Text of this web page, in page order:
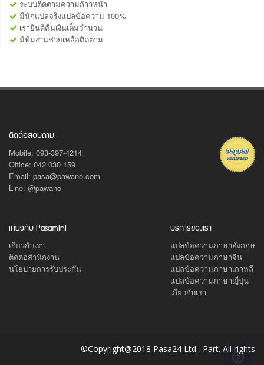
ระบบติดตามความก้าวหน้า
มีนักแปลจริงแปลข้อความ 100%
เรายินดีคืนเงินเต็มจำนวน
มีทีมงานช่วยเหลือติดตาม
ติดต่อสอบถาม
Mobile: 093-397-4214
Office: 042 030 159
Email: pasa@pawano.com
Line: @pawano
บริการของเรา
แปลข้อความภาษาอังกฤษ
แปลข้อความภาษาจีน
แปลข้อความภาษาเกาหลี
แปลข้อความภาษาญี่ปุ่น
เกียวกับเรา
เกียวกับ Pasamini
เกียวกับเรา
ติดต่อสำนักงาน
นโยบายการรับประกัน
©Copyright@2018 Pasa24 Ltd., Part. All rights